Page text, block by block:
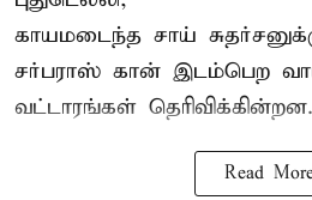
காயமடைந்த சாய்
சர்பராஸ் கான் இடம்பெற
வட்டாரங்கள் தெரிவிக்கின்றன.
Read